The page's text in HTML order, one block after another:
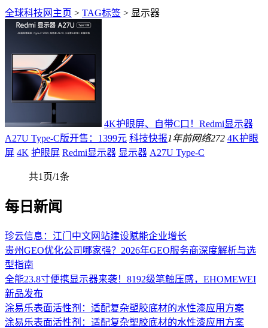
全球科技网主页 > TAG标签 > 显示器
4K护眼屏、自带C口！Redmi显示器
A27U Type-C版开售：1399元 科技快报1年前网络272 4K护眼
屏 4K 护眼屏 Redmi显示器 显示器 A27U Type-C
共1页/1条
每日新闻
珍云信息：江门中文网站建设赋能企业增长
贵州GEO优化公司哪家强？2026年GEO服务商深度解析与选
型指南
全能23.8寸便携显示器来袭！8192级笔触压感，EHOMEWEI
新品发布
涂易乐表面活性剂：适配复杂塑胶底材的水性漆应用方案
涂易乐表面活性剂：适配复杂塑胶底材的水性漆应用方案